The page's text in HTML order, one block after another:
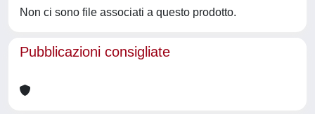
Non ci sono file associati a questo prodotto.
Pubblicazioni consigliate